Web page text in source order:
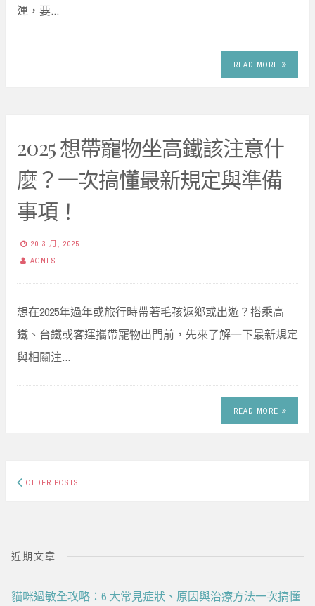
運，要…
READ MORE
2025 想帶寵物坐高鐵該注意什
麼？一次搞懂最新規定與準備
事項！
20 3 月, 2025
AGNES
想在2025年過年或旅行時帶著毛孩返鄉或出遊？搭乘高
鐵、台鐵或客運攜帶寵物出門前，先來了解一下最新規定
與相關注…
READ MORE
Posts
OLDER POSTS
近期文章
貓咪過敏全攻略：6 大常見症狀、原因與治療方法一次搞懂